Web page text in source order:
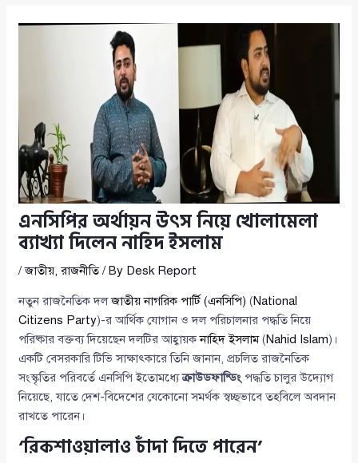
এনসিপির অর্থায়ন উৎস নিয়ে খোলামেলা
ব্যাখ্যা দিলেন নাহিদ ইসলাম
/জাতীয়,রাজনীতি/ By Desk Report
নতুন রাজনৈতিক দলজাতীয় নাগরিক পার্টি (এনসিপি) (National
Citizens Party)-র আর্থিক যোগান ও দল পরিচালনার পদ্ধতি নিয়ে
পরিষ্কার বক্তব্য দিয়েছেন দলটির আহ্বায়কনাহিদ ইসলাম(Nahid Islam)।
একটি বেসরকারি টিভি সাক্ষাৎকারে তিনি জানান, প্রচলিত রাজনৈতিক
সংস্কৃতির পরিবর্তে এনসিপি ইতোমধ্যেক্রাউডফান্ডিং পদ্ধতি চালুর উদ্যোগ
নিয়েছে, যাতে দেশ-বিদেশের যেকোনো সমর্থক স্বচ্ছভাবে তহবিলে অবদান
রাখতে পারেন।
‘রিকশাওয়ালাও চাঁদা দিতে পারেন’